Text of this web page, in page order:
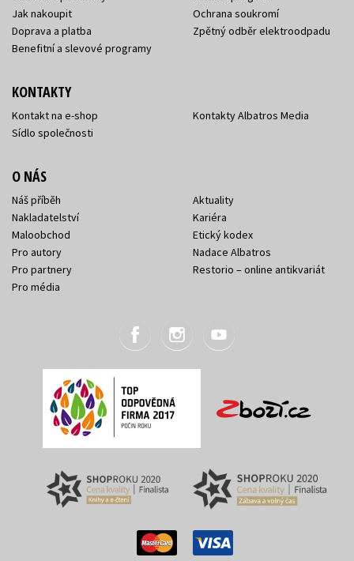
Jak nakoupit
Doprava a platba
Benefitní a slevové programy
Ochrana soukromí
Zpětný odběr elektroodpadu
KONTAKTY
Kontakt na e-shop
Sídlo společnosti
Kontakty Albatros Media
O NÁS
Náš příběh
Nakladatelství
Maloobchod
Pro autory
Pro partnery
Pro média
Aktuality
Kariéra
Etický kodex
Nadace Albatros
Restorio – online antikvariát